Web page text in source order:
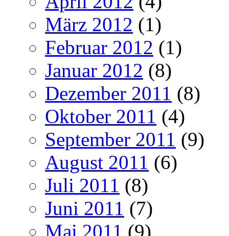
März 2012 (1)
Februar 2012 (1)
Januar 2012 (8)
Dezember 2011 (8)
Oktober 2011 (4)
September 2011 (9)
August 2011 (6)
Juli 2011 (8)
Juni 2011 (7)
Mai 2011 (9)